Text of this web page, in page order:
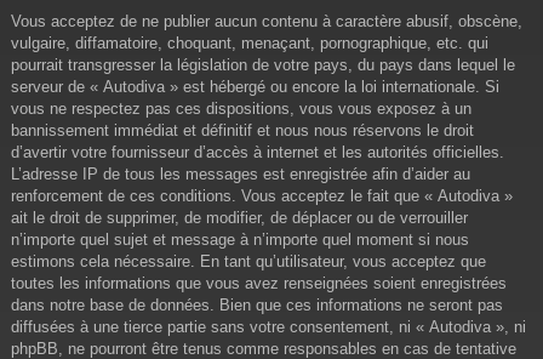
Vous acceptez de ne publier aucun contenu à caractère abusif, obscène,
vulgaire, diffamatoire, choquant, menaçant, pornographique, etc. qui
pourrait transgresser la législation de votre pays, du pays dans lequel le
serveur de « Autodiva » est hébergé ou encore la loi internationale. Si
vous ne respectez pas ces dispositions, vous vous exposez à un
bannissement immédiat et définitif et nous nous réservons le droit
d’avertir votre fournisseur d’accès à internet et les autorités officielles.
L’adresse IP de tous les messages est enregistrée afin d’aider au
renforcement de ces conditions. Vous acceptez le fait que « Autodiva »
ait le droit de supprimer, de modifier, de déplacer ou de verrouiller
n’importe quel sujet et message à n’importe quel moment si nous
estimons cela nécessaire. En tant qu’utilisateur, vous acceptez que
toutes les informations que vous avez renseignées soient enregistrées
dans notre base de données. Bien que ces informations ne seront pas
diffusées à une tierce partie sans votre consentement, ni « Autodiva », ni
phpBB, ne pourront être tenus comme responsables en cas de tentative